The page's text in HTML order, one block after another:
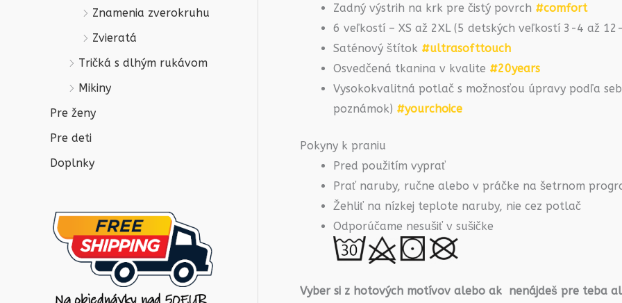
Znamenia zverokruhu
Zvieratá
Tričká s dlhým rukávom
Mikiny
Pre ženy
Pre deti
Doplnky
Zadný výstrih na krk pre čistý povrch #comfort
6 veľkostí – XS až 2XL (5 detských veľkostí 3-4 až
Saténový štítok #ultrasofttouch
Osvedčená tkanina v kvalite #20years
Vysokokvalitná potlač s možnosťou úpravy podľa
poznámok) #yourchoice
Pokyny k praniu
Pred použitím vyprať
Prať naruby, ručne alebo v práčke na šetrnom
Žehliť na nízkej teplote naruby, nie cez potlač
Odporúčame nesušiť v sušičke
Vyber si z hotových motívov alebo ak nenájdeš pre teba